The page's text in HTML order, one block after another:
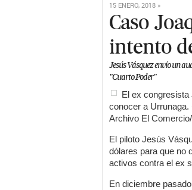
15 ENERO, 2018 »
Caso
intento
Jesús Vásquez envío un
"Cuarto Poder"
El ex
conocer a Urrunaga.
Archivo El
El piloto Jesús
dólares para que no
activos contra el ex
En diciembre